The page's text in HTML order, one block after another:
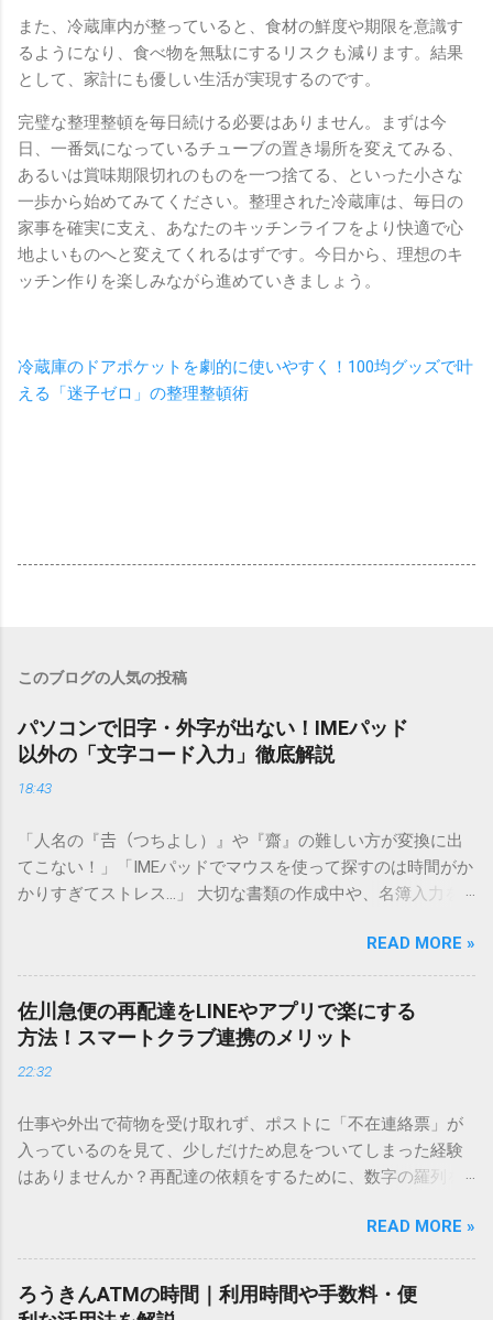
また、冷蔵庫内が整っていると、食材の鮮度や期限を意識す
るようになり、食べ物を無駄にするリスクも減ります。結果
として、家計にも優しい生活が実現するのです。
完璧な整理整頓を毎日続ける必要はありません。まずは今
日、一番気になっているチューブの置き場所を変えてみる、
あるいは賞味期限切れのものを一つ捨てる、といった小さな
一歩から始めてみてください。整理された冷蔵庫は、毎日の
家事を確実に支え、あなたのキッチンライフをより快適で心
地よいものへと変えてくれるはずです。今日から、理想のキ
ッチン作りを楽しみながら進めていきましょう。
冷蔵庫のドアポケットを劇的に使いやすく！100均グッズで叶
える「迷子ゼロ」の整理整頓術
このブログの人気の投稿
パソコンで旧字・外字が出ない！IMEパッド
以外の「文字コード入力」徹底解説
18:43
「人名の『𠮷（つちよし）』や『齋』の難しい方が変換に出
てこない！」「IMEパッドでマウスを使って探すのは時間がか
かりすぎてストレス…」 大切な書類の作成中や、名簿入力を
てしまいますよね。多くの人が「IMEパッド（手書き入力）」
を使いますが、実はマウスで一画ずつ書くのは非効率です
し、似た漢字が多すぎて結局見つからないことも少なくあり
ません。 そこで今回は、IMEパッドを使わずに、特定のコー
ドを打ち込むだけで一瞬で旧字や外字、特殊記号を呼び出す
「文字コード入力」のテクニックを詳しく解説します。 この
必要はありません。 1. なぜ「変換」しても旧字・外字が出て
こないのか？ そもそも、なぜ普通の変換で出てこない漢字が
あるのでしょうか。その理由は、パソコンが文字を認識する
は、JIS規格（日本産業規格）によって「第1水準」「第2水
準」といった形で整理されています。しかし、人名や地名に
使われる非常に古い漢字（旧字）や、特定の組織だけで作ら
READ MORE »
佐川急便の再配達をLINEやアプリで楽にする
方法！スマートクラブ連携のメリット
22:32
仕事や外出で荷物を受け取れず、ポストに「不在連絡票」が
入っているのを見て、少しだけため息をついてしまった経験
はありませんか？再配達の依頼をするために、数字の羅列を
ことに申し訳なさを感じたりすることもあるかもしれませ
ん。 「もっとスムーズに、自分のタイミングで受け取りた
い」 「わざわざ電話をかけずに、スマホ一つで完結させた
い」 そんな願いを叶えてくれるのが、佐川急便の会員制サー
READ MORE »
ろうきんATMの時間｜利用時間や手数料・便